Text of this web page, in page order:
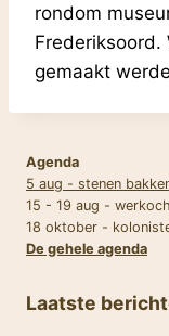
rondom
Frederiksoord.
gemaakt
Agenda
5 aug - stenen
15 - 19 aug -
18 oktober -
De gehele agenda
Laatste